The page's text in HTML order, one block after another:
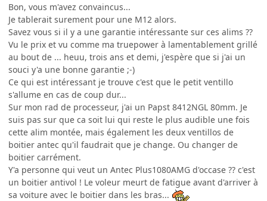
Bon, vous m'avez convaincus...
Je tablerait surement pour une M12 alors.
Savez vous si il y a une garantie intéressante sur ces alims ??
Vu le prix et vu comme ma truepower à lamentablement grillé
au bout de ... heuu, trois ans et demi, j'espère que si j'ai un
souci y'a une bonne garantie ;-)
Ce qui est intéressant je trouve c'est que le petit ventillo
s'allume en cas de coup dur...
Sur mon rad de processeur, j'ai un Papst 8412NGL 80mm. Je
suis pas sur que ca soit lui qui reste le plus audible une fois
cette alim montée, mais également les deux ventillos de
boitier antec qu'il faudrait que je change. Ou changer de
boitier carrément.
Y'a personne qui veut un Antec Plus1080AMG d'occase ?? c'est
un boitier antivol ! Le voleur meurt de fatigue avant d'arriver à
sa voiture avec le boitier dans les bras...